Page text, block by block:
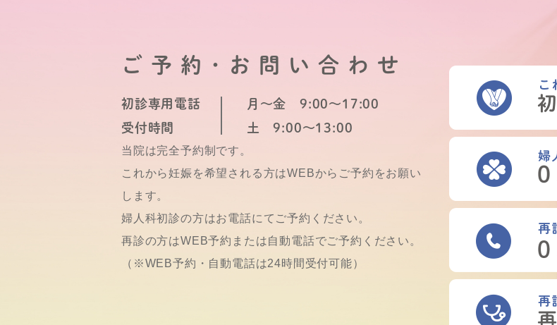
ご予約･お問い合わせ
初診専用電話
受付時間
月～金 9:00～17:00
土 9:00～13:00
当院は完全予約制です。
これから妊娠を希望される方はWEBからご予約をお願い
します。
婦人科初診の方はお電話にてご予約ください。
再診の方はWEB予約または自動電話でご予約ください。
（※WEB予約・自動電話は24時間受付可能）